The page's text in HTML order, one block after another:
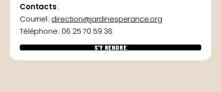
Contacts:
Courriel : direction@jardinesperance.org
Téléphone : 06 25 70 59 36
S’Y RENDRE